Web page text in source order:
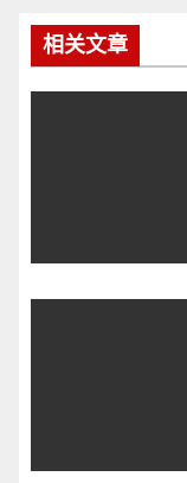
相关文章